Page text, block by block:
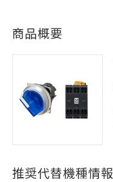
商品概要
推奨代替機種情報